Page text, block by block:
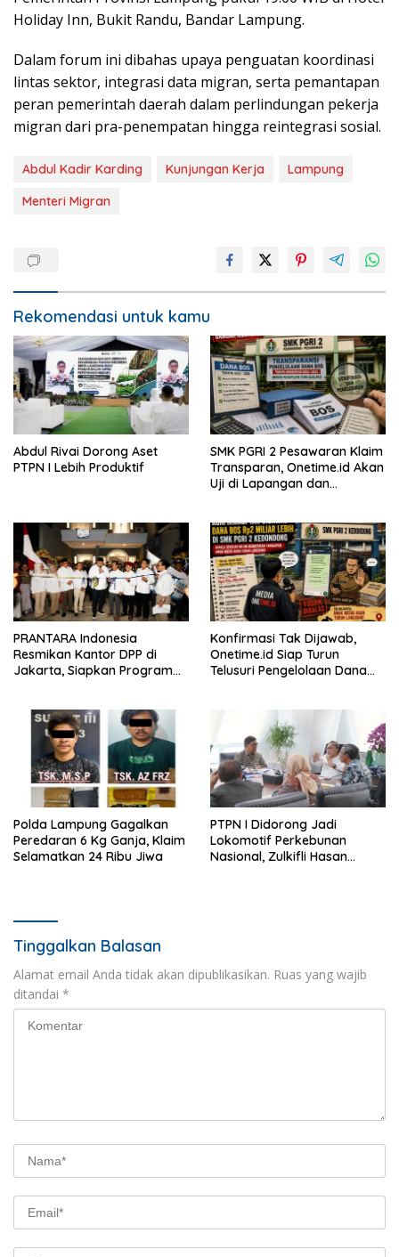
Holiday Inn, Bukit Randu, Bandar Lampung.
Dalam forum ini dibahas upaya penguatan koordinasi
lintas sektor, integrasi data migran, serta pemantapan
peran pemerintah daerah dalam perlindungan pekerja
migran dari pra-penempatan hingga reintegrasi sosial.
Abdul Kadir Karding Kunjungan Kerja
Lampung
Menteri Migran
Rekomendasi untuk kamu
Abdul Rivai Dorong Aset
PTPN I Lebih Produktif
SMK PGRI 2 Pesawaran Klaim
Transparan, Onetime.id Akan
Uji di Lapangan dan
PRANTARA Indonesia
Resmikan Kantor DPP di
Jakarta, Siapkan Program
Konfirmasi Tak Dijawab,
Onetime.id Siap Turun
Telusuri Pengelolaan Dana
Polda Lampung Gagalkan
Peredaran 6 Kg Ganja, Klaim
Selamatkan 24 Ribu Jiwa
PTPN I Didorong Jadi
Lokomotif Perkebunan
Nasional, Zulkifli Hasan
Tinggalkan Balasan
Alamat email Anda tidak akan dipublikasikan. Ruas yang wajib
ditandai *